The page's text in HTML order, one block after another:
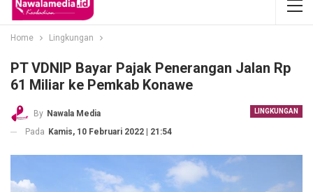
Home Lingkungan
PT VDNIP Bayar Pajak Penerangan Jalan Rp
61 Miliar ke Pemkab Konawe
LINGKUNGAN
By Nawala Media
Pada Kamis, 10 Februari 2022 | 21:54